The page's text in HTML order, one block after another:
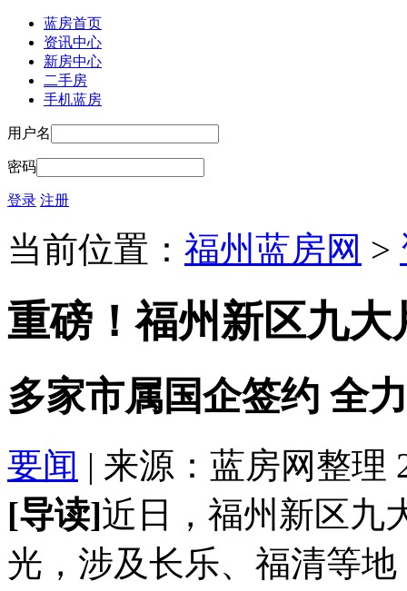
蓝房首页
资讯中心
新房中心
二手房
手机蓝房
用户名
密码
登录 注册
当前位置： 福州蓝房网 >
重磅！福州新区九
多家市属国企签约 全
要闻 | 来源：蓝房网整理
[导读]近日，福州新区九
光，涉及长乐、福清等